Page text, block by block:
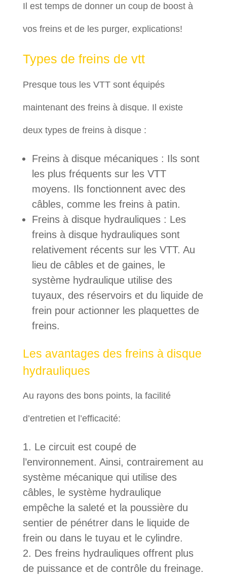
Il est temps de donner un coup de boost à
vos freins et de les purger, explications!
Types de freins de vtt
Presque tous les VTT sont équipés
maintenant des freins à disque. Il existe
deux types de freins à disque :
Freins à disque mécaniques : Ils sont
les plus fréquents sur les VTT
moyens. Ils fonctionnent avec des
câbles, comme les freins à patin.
Freins à disque hydrauliques : Les
freins à disque hydrauliques sont
relativement récents sur les VTT. Au
lieu de câbles et de gaines, le
système hydraulique utilise des
tuyaux, des réservoirs et du liquide de
frein pour actionner les plaquettes de
freins.
Les avantages des freins à disque
hydrauliques
Au rayons des bons points, la facilité
d’entretien et l’efficacité:
Le circuit est coupé de
l’environnement. Ainsi, contrairement au
système mécanique qui utilise des
câbles, le système hydraulique
empêche la saleté et la poussière du
sentier de pénétrer dans le liquide de
frein ou dans le tuyau et le cylindre.
Des freins hydrauliques offrent plus
de puissance et de contrôle du freinage.